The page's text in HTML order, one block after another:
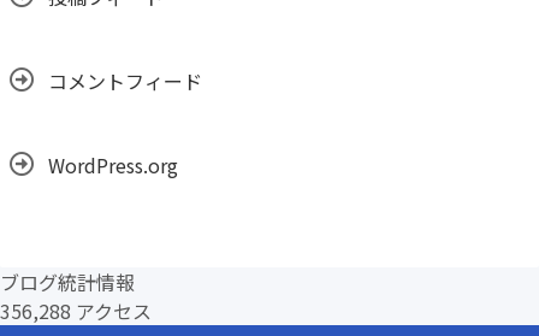
コメントフィード
WordPress.org
ブログ統計情報
356,288 アクセス